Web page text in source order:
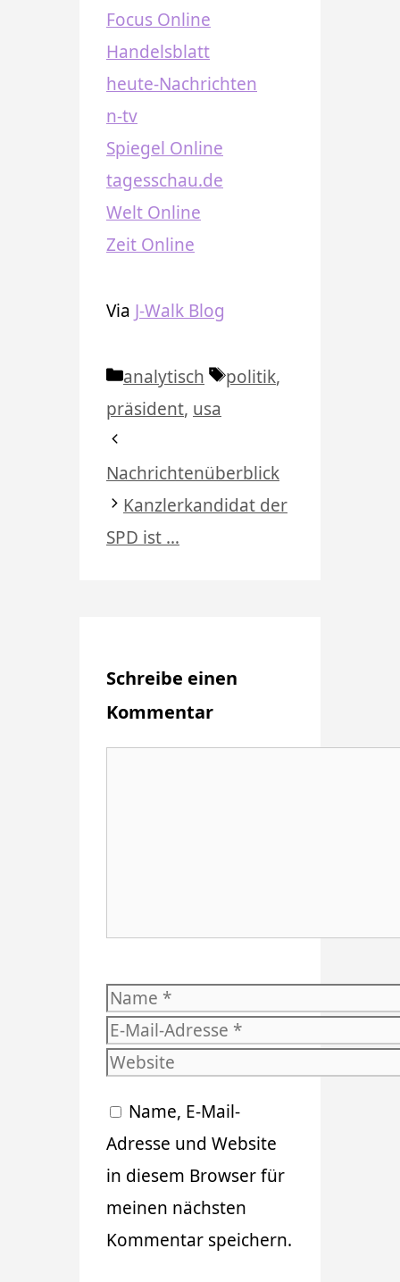
Focus Online
Handelsblatt
heute-Nachrichten
n-tv
Spiegel Online
tagesschau.de
Welt Online
Zeit Online
Via J-Walk Blog
Kategorien
analytisch Schlagwörter
politik,
präsident, usa
Nachrichtenüberblick
Kanzlerkandidat der
SPD ist …
Schreibe einen
Kommentar
Name
E-
Mail-
Website
Name, E-Mail-
Adresse und Website
in diesem Browser für
meinen nächsten
Kommentar speichern.